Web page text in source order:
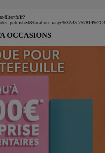
filter/fr/fr?
OCCASIONS